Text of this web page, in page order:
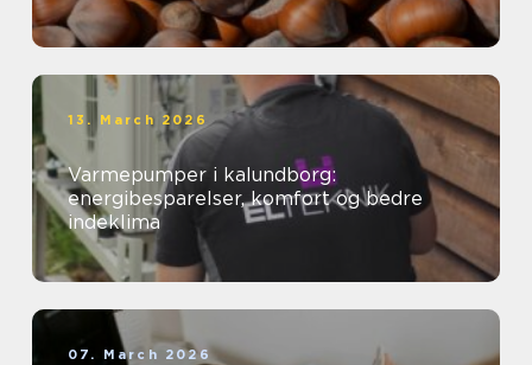
13. March 2026
Varmepumper i kalundborg:
energibesparelser, komfort og bedre
indeklima
07. March 2026